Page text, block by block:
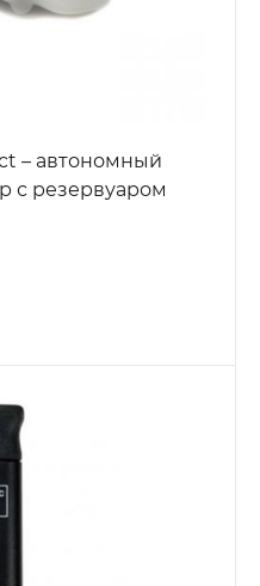
– автономный
с резервуаром